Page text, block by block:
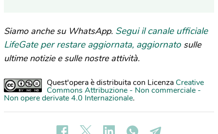
Siamo anche su WhatsApp. Segui il canale ufficiale
LifeGate per restare aggiornata, aggiornato sulle
ultime notizie e sulle nostre attività.
Quest'opera è distribuita con Licenza Creative
Commons Attribuzione - Non commerciale -
Non opere derivate 4.0 Internazionale.